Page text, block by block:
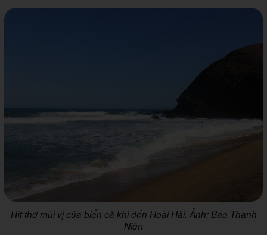
Hít thở mùi vị của biển cả khi đến Hoài Hải. Ảnh: Báo Thanh
Niên